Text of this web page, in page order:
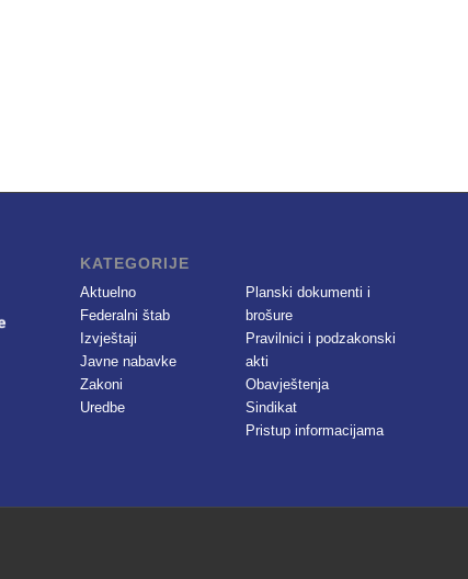
KATEGORIJE
Aktuelno
Federalni štab
Izvještaji
Javne nabavke
Zakoni
Uredbe
Planski dokumenti i
brošure
Pravilnici i podzakonski
akti
Obavještenja
Sindikat
Pristup informacijama